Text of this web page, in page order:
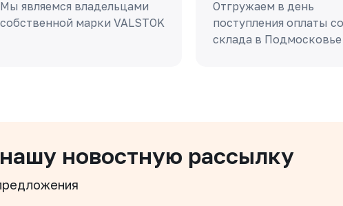
Мы являемся владельцами
собственной марки VALSTOK
Отгружаем в день
поступления оплаты со
склада в Подмосковье
новостную рассылку